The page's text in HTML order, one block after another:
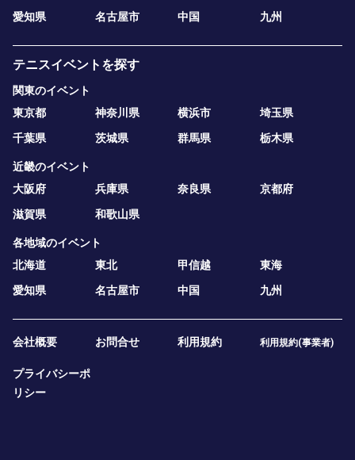
愛知県
名古屋市 中国 九州
テニスイベントを探す
関東のイベント
東京都
神奈川県 横浜市
埼玉県
千葉県
茨城県 群馬県 栃木県
近畿のイベント
大阪府
兵庫県 奈良県
京都府
滋賀県
和歌山県
各地域のイベント
北海道
東北 甲信越
東海
愛知県
名古屋市 中国 九州
会社概要 お問合せ 利用規約 利用規約(事業者)
プライバシーポ
リシー